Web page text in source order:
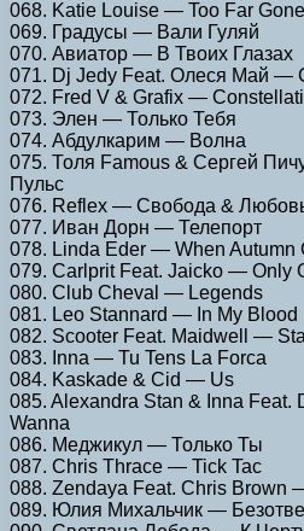
068. Katie Louise — Too Far Gone
069. Градусы — Вали Гуляй
070. Авиатор — В Твоих Глазах
071. Dj Jedy Feat. Олеся Май —
072. Fred V & Grafix —
073. Элен — Только Тебя
074. Абдулкарим — Волна
075. Толя Famous & Сергей
Пульс
076. Reflex — Свобода &
077. Иван Дорн — Телепорт
078. Linda Eder — When Autumn
079. Carlprit Feat. Jaicko — Only
080. Club Cheval — Legends
081. Leo Stannard — In My Blood
082. Scooter Feat. Maidwell —
083. Inna — Tu Tens La Forca
084. Kaskade & Cid — Us
085. Alexandra Stan & Inna
Wanna
086. Меджикул — Только Ты
087. Chris Thrace — Tick Tac
088. Zendaya Feat. Chris Brown
089. Юлия Михальчик —